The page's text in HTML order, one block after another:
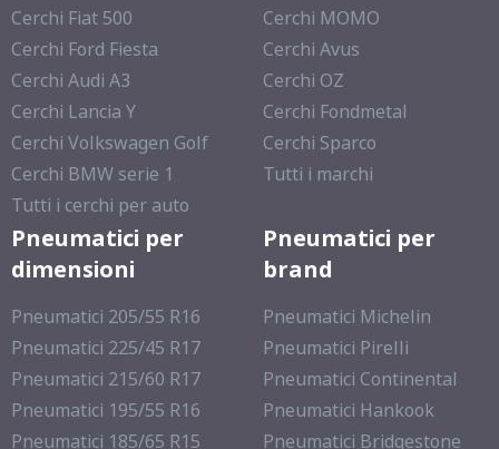
Cerchi Fiat 500
Cerchi Ford Fiesta
Cerchi Audi A3
Cerchi Lancia Y
Cerchi Volkswagen Golf
Cerchi BMW serie 1
Tutti i cerchi per auto
Cerchi MOMO
Cerchi Avus
Cerchi OZ
Cerchi Fondmetal
Cerchi Sparco
Tutti i marchi
Pneumatici per
dimensioni
Pneumatici 205/55 R16
Pneumatici 225/45 R17
Pneumatici 215/60 R17
Pneumatici 195/55 R16
Pneumatici 185/65 R15
Pneumatici per
brand
Pneumatici Michelin
Pneumatici Pirelli
Pneumatici Continental
Pneumatici Hankook
Pneumatici Bridgestone